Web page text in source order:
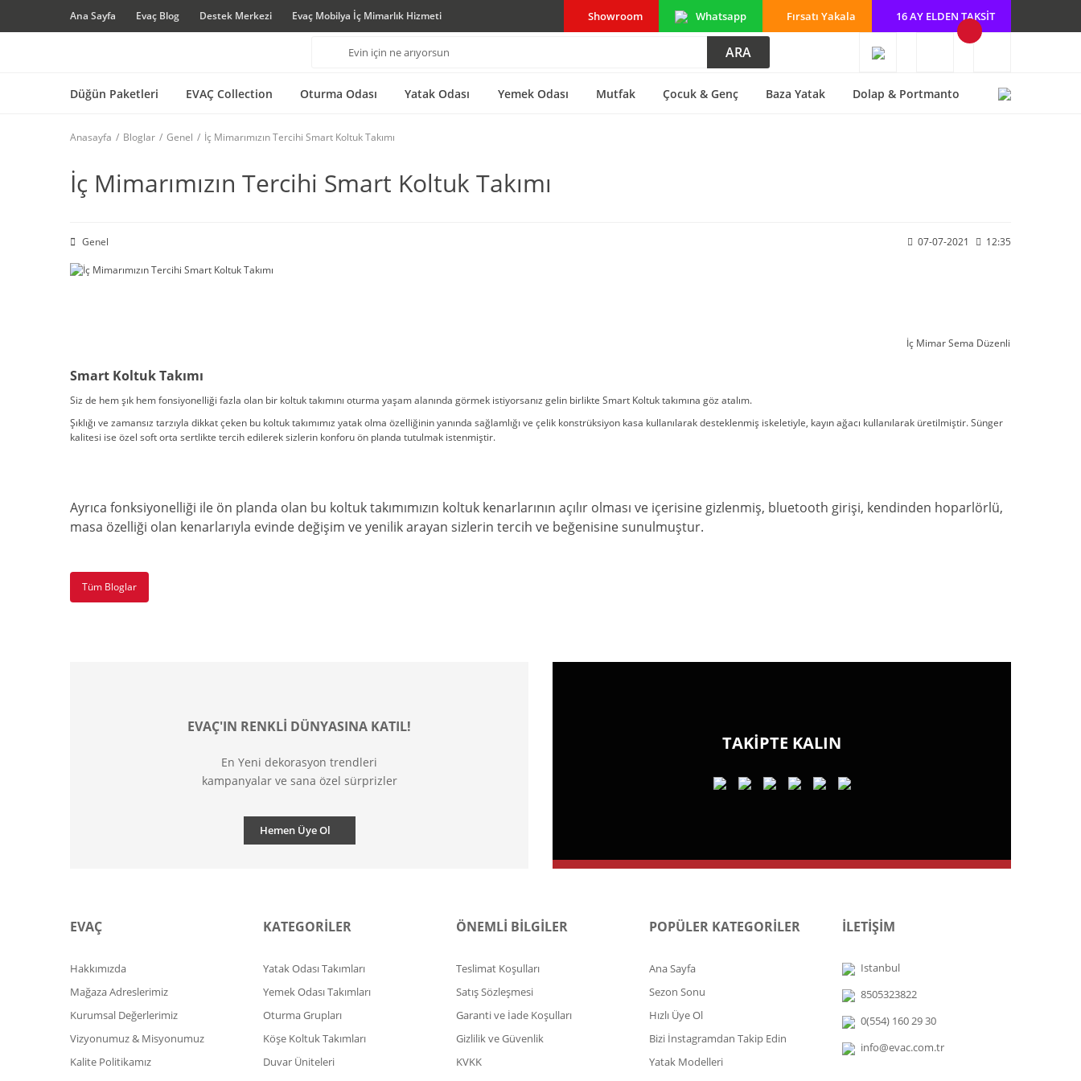
Ana Sayfa Evaç Blog Destek Merkezi Evaç Mobilya İç Mimarlık Hizmeti Showroom Whatsapp Fırsatı Yakala 16 AY ELDEN TAKSİT
ARA
Düğün Paketleri EVAÇ Collection Oturma Odası Yatak Odası Yemek Odası Mutfak Çocuk & Genç Baza Yatak Dolap & Portmanto
Anasayfa Bloglar Genel İç Mimarımızın Tercihi Smart Koltuk Takımı
İç Mimarımızın Tercihi Smart Koltuk Takımı
Genel 07-07-2021 12:35
İç Mimar Sema Düzenli
Smart Koltuk Takımı
Siz de hem şık hem fonsiyonelliği fazla olan bir koltuk takımını oturma yaşam alanında görmek istiyorsanız gelin birlikte Smart Koltuk takımına göz atalım.
Şıklığı ve zamansız tarzıyla dikkat çeken bu koltuk takımımız yatak olma özelliğinin yanında sağlamlığı ve çelik konstrüksiyon kasa kullanılarak desteklenmiş iskeletiyle, kayın ağacı kullanılarak üretilmiştir. Sünger
kalitesi ise özel soft orta sertlikte tercih edilerek sizlerin konforu ön planda tutulmak istenmiştir.
Ayrıca fonksiyonelliği ile ön planda olan bu koltuk takımımızın koltuk kenarlarının açılır olması ve içerisine gizlenmiş, bluetooth girişi, kendinden hoparlörlü,
masa özelliği olan kenarlarıyla evinde değişim ve yenilik arayan sizlerin tercih ve beğenisine sunulmuştur.
Tüm Bloglar
EVAÇ'IN RENKLİ DÜNYASINA KATIL!
En Yeni dekorasyon trendleri
kampanyalar ve sana özel sürprizler
Hemen Üye Ol
TAKİPTE KALIN
EVAÇ
Hakkımızda
Mağaza Adreslerimiz
Kurumsal Değerlerimiz
Vizyonumuz & Misyonumuz
Kalite Politikamız
KATEGORİLER
Yatak Odası Takımları
Yemek Odası Takımları
Oturma Grupları
Köşe Koltuk Takımları
Duvar Üniteleri
ÖNEMLİ BİLGİLER
Teslimat Koşulları
Satış Sözleşmesi
Garanti ve İade Koşulları
Gizlilik ve Güvenlik
KVKK
POPÜLER KATEGORİLER
Ana Sayfa
Sezon Sonu
Hızlı Üye Ol
Bizi İnstagramdan Takip Edin
Yatak Modelleri
İLETİŞİM
Istanbul
8505323822
0(554) 160 29 30
info@evac.com.tr